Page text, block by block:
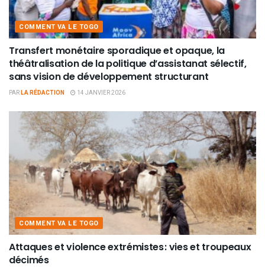
COMMENT VA LE TOGO
Transfert monétaire sporadique et opaque, la
théâtralisation de la politique d’assistanat sélectif,
sans vision de développement structurant
PARLA RÉDACTION 14 JANVIER 2026
COMMENT VA LE TOGO
Attaques et violence extrémistes : vies et troupeaux
décimés